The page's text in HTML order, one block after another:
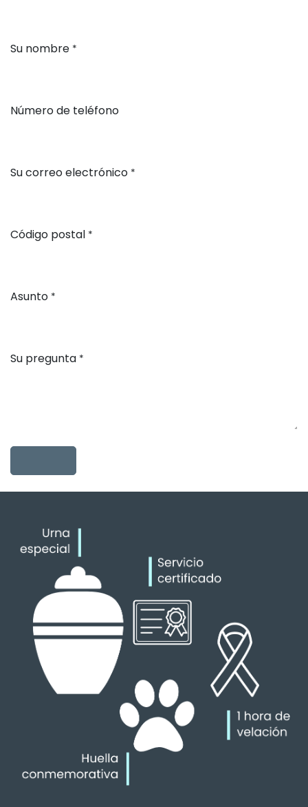
Su nombre *
Número de teléfono
Su correo electrónico *
Código postal *
Asunto *
Su pregunta *